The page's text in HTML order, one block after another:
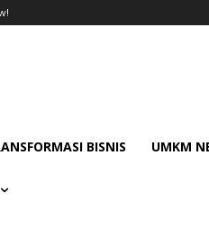
BISNIS UMKM